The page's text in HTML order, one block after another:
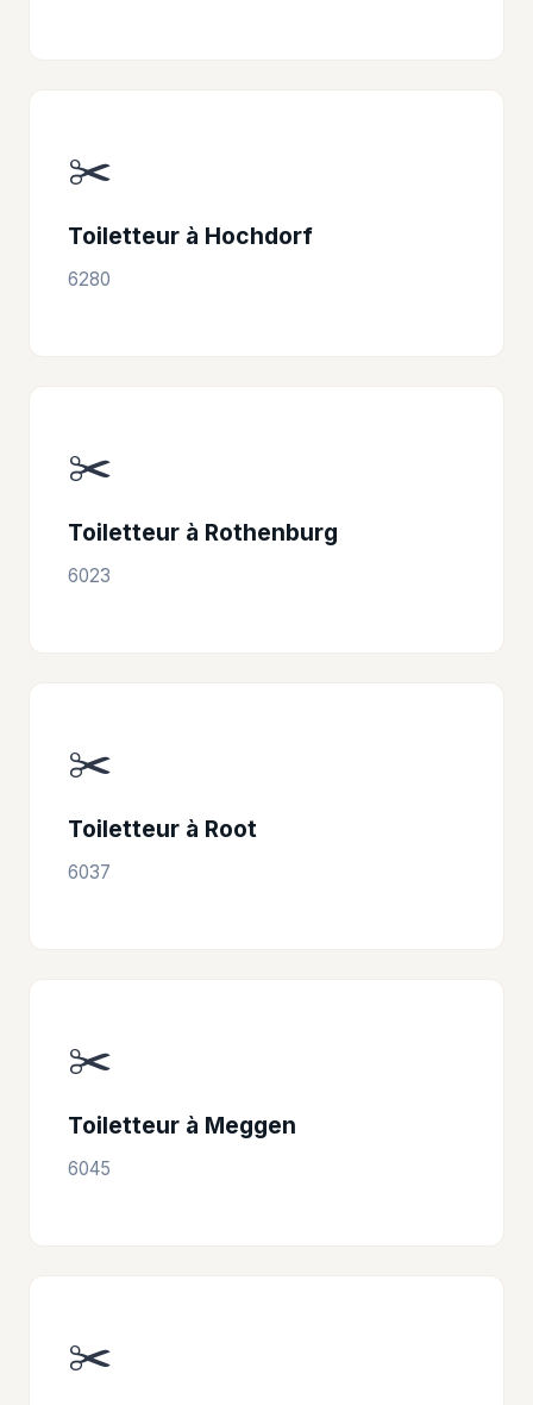
✂️
Toiletteur à Hochdorf
6280
✂️
Toiletteur à Rothenburg
6023
✂️
Toiletteur à Root
6037
✂️
Toiletteur à Meggen
6045
✂️